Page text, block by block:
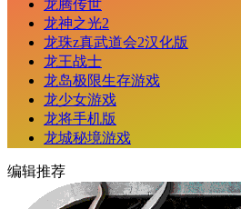
龙腾传世
龙神之光2
龙珠z真武道会2汉化版
龙王战士
龙岛极限生存游戏
龙少女游戏
龙将手机版
龙城秘境游戏
编辑推荐